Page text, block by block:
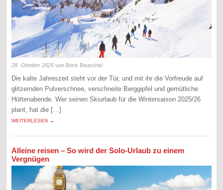
28. Oktober 2025 von Boris Beuschel
Die kalte Jahreszeit steht vor der Tür, und mit ihr die Vorfreude auf
glitzernden Pulverschnee, verschneite Berggipfel und gemütliche
Hüttenabende. Wer seinen Skiurlaub für die Wintersaison 2025/26
plant, hat die […]
WEITERLESEN →
Alleine reisen – So wird der Solo-Urlaub zu einem
Vergnügen